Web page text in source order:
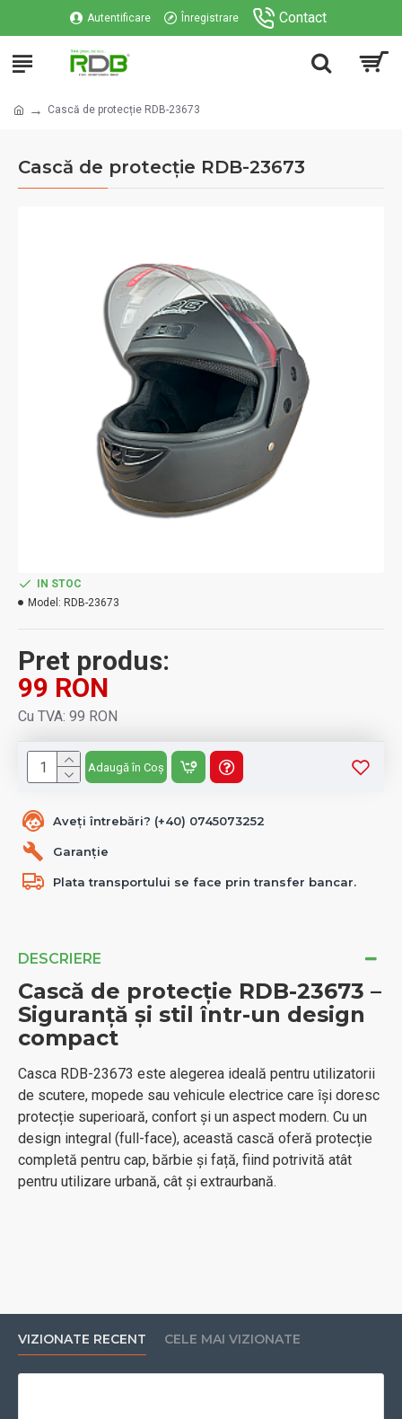
Autentificare Înregistrare Contact
Cască de protecție RDB-23673
Cască de protecție RDB-23673
DESCRIERE
Cască de protecție RDB-23673 –
Siguranță și stil într-un design
compact
Casca RDB-23673 este alegerea ideală pentru utilizatorii
de scutere, mopede sau vehicule electrice care își doresc
protecție superioară, confort și un aspect modern. Cu un
design integral (full-face), această cască oferă protecție
completă pentru cap, bărbie și față, fiind potrivită atât
pentru utilizare urbană, cât și extraurbană.
Aveți întrebări? (+40) 0745073252
Garanție
Plata transportului se face prin transfer bancar.
Pret produs:
99 RON
Cu TVA: 99 RON
IN STOC
Model: RDB-23673
Adaugă în Coș
VIZIONATE RECENT CELE MAI VIZIONATE